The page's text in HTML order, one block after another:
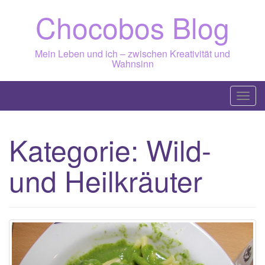
Chocobos Blog
Mein Leben und ich – zwischen Kreativität und
Wahnsinn
T
o
v
g
a
Kategorie: Wild-
und Heilkräuter